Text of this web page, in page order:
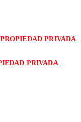
PRIVADA
PRIVADA